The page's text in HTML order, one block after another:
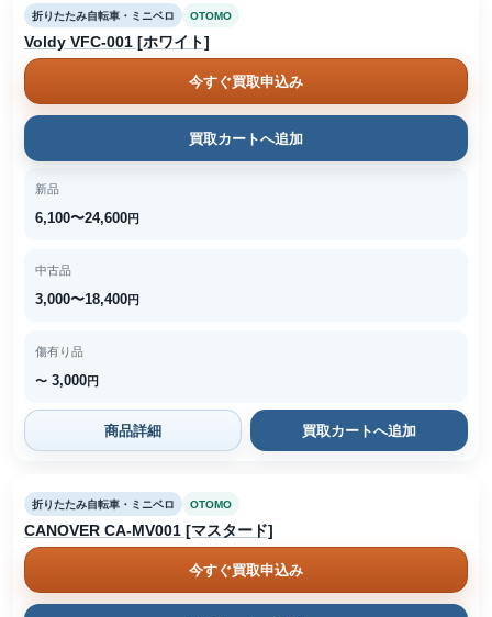
折りたたみ自転車・ミニベロ OTOMO
Voldy VFC-001 [ホワイト]
今すぐ買取申込み
買取カートへ追加
新品
6,100〜24,600円
中古品
3,000〜18,400円
傷有り品
〜 3,000円
商品詳細 買取カートへ追加
折りたたみ自転車・ミニベロ OTOMO
CANOVER CA-MV001 [マスタード]
今すぐ買取申込み